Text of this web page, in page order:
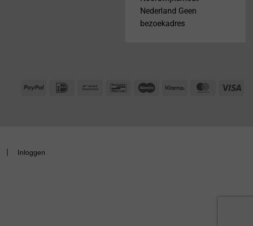
Nederland Geen
bezoekadres
PayPal IDeal
Bank
BancontactMaestro Klarna
Inloggen